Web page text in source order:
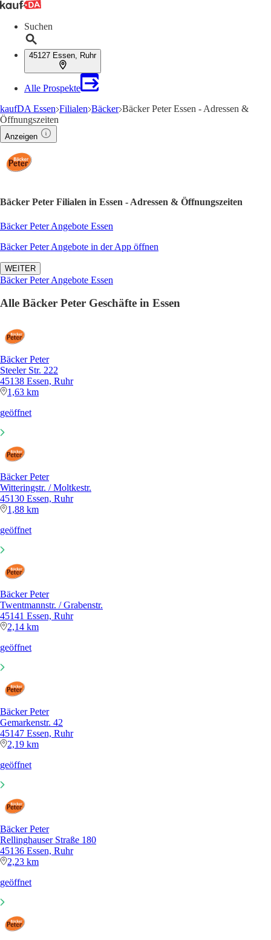
Suchen
45127 Essen, Ruhr
Alle Prospekte
kaufDA Essen Filialen Bäcker Bäcker Peter Essen - Adressen &
Öffnungszeiten
Anzeigen
Bäcker Peter Filialen in Essen - Adressen & Öffnungszeiten
Bäcker Peter Angebote Essen
Bäcker Peter Angebote in der App öffnen
WEITER
Bäcker Peter Angebote Essen
Alle Bäcker Peter Geschäfte in Essen
Bäcker Peter
Steeler Str. 222
45138 Essen, Ruhr
1,63 km
geöffnet
Bäcker Peter
Witteringstr. / Moltkestr.
45130 Essen, Ruhr
1,88 km
geöffnet
Bäcker Peter
Twentmannstr. / Grabenstr.
45141 Essen, Ruhr
2,14 km
geöffnet
Bäcker Peter
Gemarkenstr. 42
45147 Essen, Ruhr
2,19 km
geöffnet
Bäcker Peter
Rellinghauser Straße 180
45136 Essen, Ruhr
2,23 km
geöffnet